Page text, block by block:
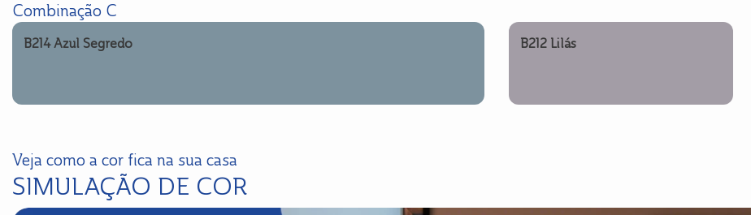
Combinação C
B214 Azul Segredo B212 Lilás
Veja como a cor fica na sua casa
SIMULAÇÃO DE COR